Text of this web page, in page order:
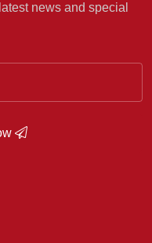
news and special